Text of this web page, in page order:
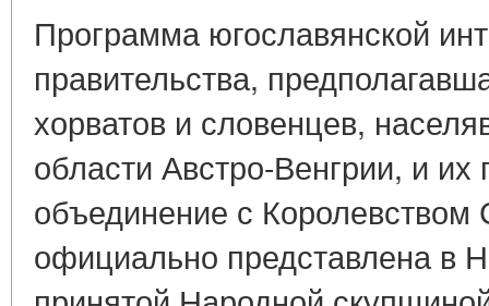
Программа югославянской
правительства,
хорватов и словенцев,
области Австро-Венгрии, и их
объединение с
официально представлена в